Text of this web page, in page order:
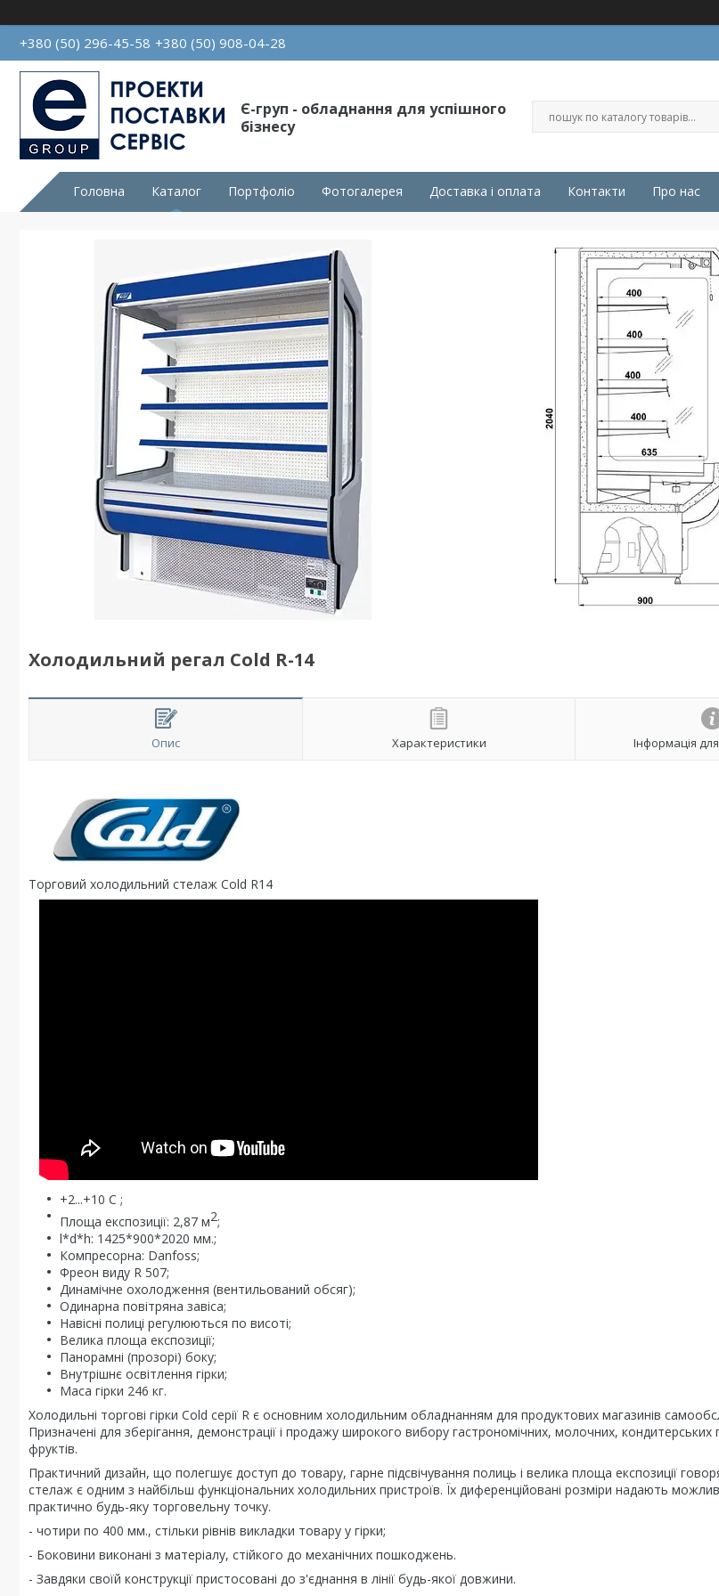
+380 (50) 296-45-58 +380 (50) 908-04-28
Є-груп - обладнання для успішного
бізнесу
Головна Каталог Портфоліо Фотогалерея Доставка і оплата Контакти Про нас
Холодильний регал Cold R-14
Опис Характеристики Інформація
Торговий холодильний стелаж Cold R14
+2...+10 С ;
Площа експозиції: 2,87 м2;
l*d*h: 1425*900*2020 мм.;
Компресорна: Danfoss;
Фреон виду R 507;
Динамічне охолодження (вентильований обсяг);
Одинарна повітряна завіса;
Навісні полиці регулюються по висоті;
Велика площа експозиції;
Панорамні (прозорі) боку;
Внутрішнє освітлення гірки;
Маса гірки 246 кг.
Холодильні торгові гірки Сold серії R є основним холодильним обладнанням для продуктових магазинів
Призначені для зберігання, демонстрації і продажу широкого вибору гастрономічних, молочних, кондитерських
фруктів.
Практичний дизайн, що полегшує доступ до товару, гарне підсвічування полиць і велика площа експозиції
стелаж є одним з найбільш функціональних холодильних пристроїв. Їх диференційовані розміри надають
практично будь-яку торговельну точку.
- чотири по 400 мм., стільки рівнів викладки товару у гірки;
- Боковини виконані з матеріалу, стійкого до механічних пошкоджень.
- Завдяки своїй конструкції пристосовані до з'єднання в лінії будь-якої довжини.